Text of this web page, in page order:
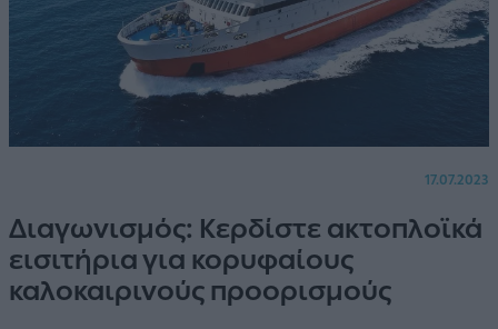
17.07.2023
Διαγωνισμός: Κερδίστε ακτοπλοϊκά
εισιτήρια για κορυφαίους
καλοκαιρινούς προορισμούς